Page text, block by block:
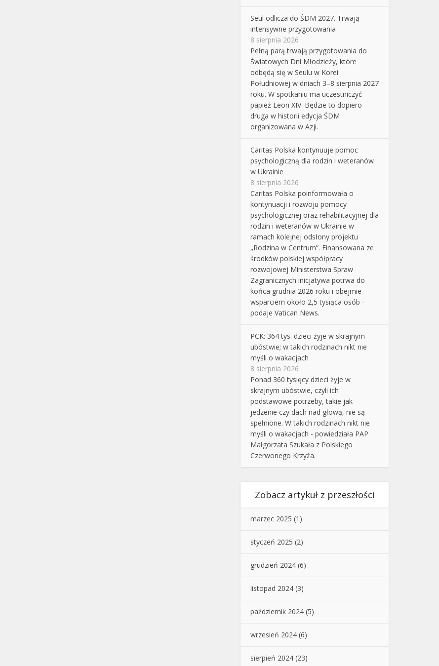
Seul odlicza do ŚDM 2027. Trwają
intensywne przygotowania
8 sierpnia 2026
Pełną parą trwają przygotowania do
Światowych Dni Młodzieży, które
odbędą się w Seulu w Korei
Południowej w dniach 3–8 sierpnia 2027
roku. W spotkaniu ma uczestniczyć
papież Leon XIV. Będzie to dopiero
druga w historii edycja ŚDM
organizowana w Azji.
Caritas Polska kontynuuje pomoc
psychologiczną dla rodzin i weteranów
w Ukrainie
8 sierpnia 2026
Caritas Polska poinformowała o
kontynuacji i rozwoju pomocy
psychologicznej oraz rehabilitacyjnej dla
rodzin i weteranów w Ukrainie w
ramach kolejnej odsłony projektu
„Rodzina w Centrum”. Finansowana ze
środków polskiej współpracy
rozwojowej Ministerstwa Spraw
Zagranicznych inicjatywa potrwa do
końca grudnia 2026 roku i obejmie
wsparciem około 2,5 tysiąca osób -
podaje Vatican News.
PCK: 364 tys. dzieci żyje w skrajnym
ubóstwie; w takich rodzinach nikt nie
myśli o wakacjach
8 sierpnia 2026
Ponad 360 tysięcy dzieci żyje w
skrajnym ubóstwie, czyli ich
podstawowe potrzeby, takie jak
jedzenie czy dach nad głową, nie są
spełnione. W takich rodzinach nikt nie
myśli o wakacjach - powiedziała PAP
Małgorzata Szukała z Polskiego
Czerwonego Krzyża.
Zobacz artykuł z przeszłości
marzec 2025 (1)
styczeń 2025 (2)
grudzień 2024 (6)
listopad 2024 (3)
październik 2024 (5)
wrzesień 2024 (6)
sierpień 2024 (23)